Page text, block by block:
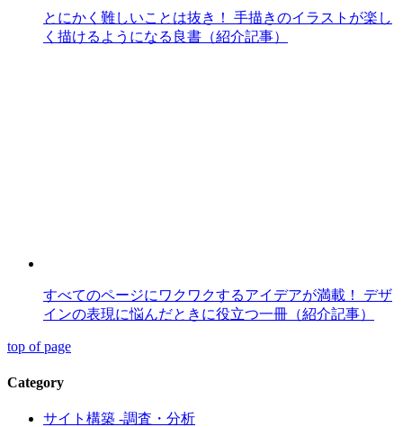
とにかく難しいことは抜き！ 手描きのイラストが楽し
く描けるようになる良書（紹介記事）
すべてのページにワクワクするアイデアが満載！ デザ
インの表現に悩んだときに役立つ一冊（紹介記事）
top of page
Category
サイト構築 -調査・分析